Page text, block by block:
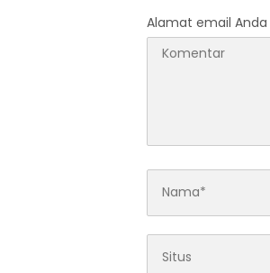
Alamat email Anda